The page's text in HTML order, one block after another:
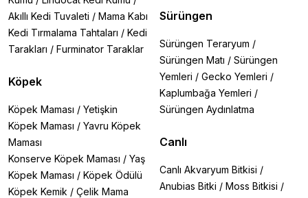
Akıllı Kedi Tuvaleti / Mama Kabı
Kedi Tırmalama Tahtaları / Kedi
Tarakları / Furminator Taraklar
Köpek
Köpek Maması / Yetişkin
Köpek Maması / Yavru Köpek
Maması
Konserve Köpek Maması / Yaş
Köpek Maması / Köpek Ödülü
Köpek Kemik / Çelik Mama
Sürüngen
Sürüngen Teraryum /
Sürüngen Matı / Sürüngen
Yemleri / Gecko Yemleri /
Kaplumbağa Yemleri /
Sürüngen Aydınlatma
Canlı
Canlı Akvaryum Bitkisi /
Anubias Bitki / Moss Bitkisi /